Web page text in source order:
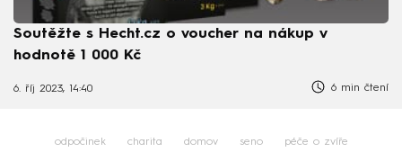
Soutěžte s Hecht.cz o voucher na nákup v
hodnotě 1 000 Kč
6. říj 2023, 14:40 6 min čtení
odpočinek charita domov seno péče o zvíře